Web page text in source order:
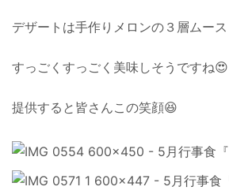
デザートは手作りメロンの３層ムー
すっごくすっごく美味しそうですね😍
提供すると皆さんこの笑顔😆